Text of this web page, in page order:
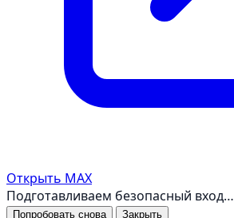
Открыть MAX
Подготавливаем безопасный вход…
Попробовать снова Закрыть